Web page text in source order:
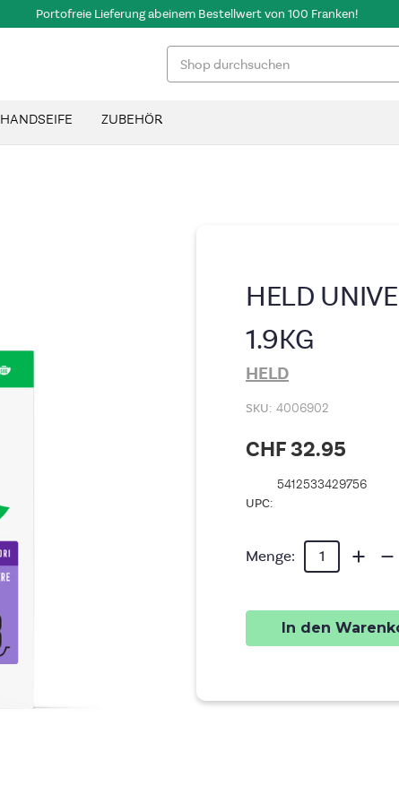
Portofreie Lieferung ab einem Bestellwert von 100 Franken!
HANDSEIFE ZUBEHÖR
HELD
1.9KG
HELD
SKU: 4006902
CHF 32.95
UPC:
5412533429756
Aktueller
Lagerbestand:
Menge: Menge
von
1.9KG